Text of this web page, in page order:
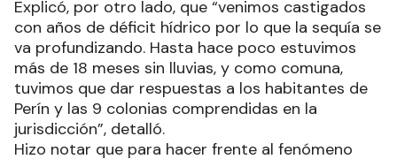
Explicó, por otro lado, que “venimos castigados
con años de déficit hídrico por lo que la sequía se
va profundizando. Hasta hace poco estuvimos
más de 18 meses sin lluvias, y como comuna,
tuvimos que dar respuestas a los habitantes de
Perín y las 9 colonias comprendidas en la
jurisdicción”, detalló.
Hizo notar que para hacer frente al fenómeno